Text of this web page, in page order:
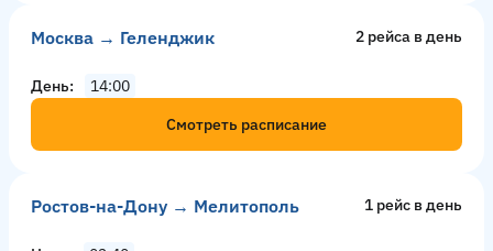
Москва → Геленджик 2 рейсa в день
День
14:00
Смотреть расписание
Ростов-на-Дону → Мелитополь 1 рейс в день